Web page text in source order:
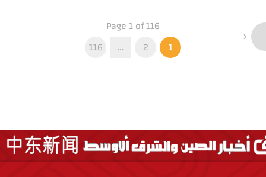
Page 1 of 116
1
2
…
116